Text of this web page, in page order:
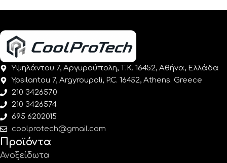
Υψηλάντου 7, Αργυρούπολη, Τ.Κ. 16452, Αθήνα, Ελλάδα
Ypsilantou 7, Argyroupoli, P.C. 16452, Athens. Greece
210 3426570
210 3426574
695 6202015
coolprotech@gmail.com
Προϊόντα
Ανοξείδωτα